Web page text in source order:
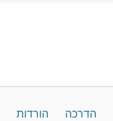
הדרכה הורדות